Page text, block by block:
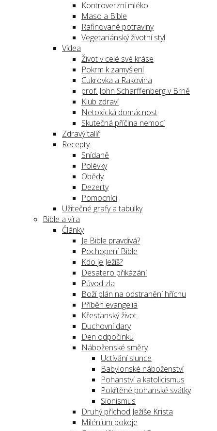
Kontroverzní mléko
Maso a Bible
Rafinované potraviny
Vegetariánský životní styl
Videa
Život v celé své kráse
Pokrm k zamyšlení
Cukrovka a Rakovina
prof. John Scharffenberg v Brně
Klub zdraví
Netoxická domácnost
Skutečná příčina nemocí
Zdravý talíř
Recepty
Snídaně
Polévky
Obědy
Dezerty
Pomocníci
Užitečné grafy a tabulky
Bible a víra
Články
Je Bible pravdivá?
Pochopení Bible
Kdo je Ježíš?
Desatero přikázání
Původ zla
Boží plán na odstranění hříchu
Příběh evangelia
Křesťanský život
Duchovní dary
Den odpočinku
Náboženské směry
Uctívání slunce
Babylonské náboženství
Pohanství a katolicismus
Pokřtěné pohanské svátky
Sionismus
Druhý příchod Ježíše Krista
Milénium pokoje